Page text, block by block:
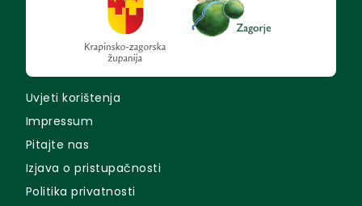
Uvjeti korištenja
Impressum
Pitajte nas
Izjava o pristupačnosti
Politika privatnosti